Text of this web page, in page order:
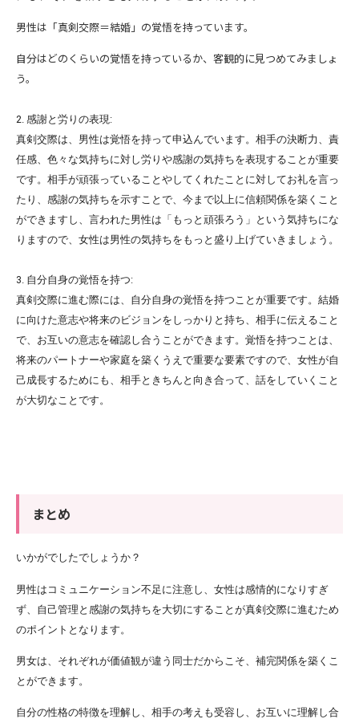
男性は「真剣交際＝結婚」の覚悟を持っています。
自分はどのくらいの覚悟を持っているか、客観的に見つめてみましょ
う。
2. 感謝と労りの表現:
真剣交際は、男性は覚悟を持って申込んでいます。 相手の決断力、責
任感、色々な気持ちに対し労りや感謝の気持ちを表現することが重要
です。 相手が頑張っていることやしてくれたことに対してお礼を言っ
たり 、感謝の気持ちを示すことで、今まで以上に信頼関係を築くこと
ができますし、言われた男性は「もっと頑張ろう」という気持ちにな
りますので、女性は男性の気持ちをもっと盛り上げていきましょう。
3. 自分自身の覚悟を持つ:
真剣交際に進む際には、自分自身の覚悟を持つことが重要です。 結婚
に向けた意志や将来のビジョンをしっかりと持ち、 相手に伝えること
で、お互いの意志を確認し合うことができます。覚悟を持つことは、
将来のパートナーや家庭を築くうえで重要な要素ですので、女性が自
己成長するためにも、相手ときちんと向き合って、話をしていくこと
が大切なことです。
まとめ
いかがでしたでしょうか？
男性はコミュニケーション不足に注意し、 女性は感情的になりすぎ
ず、 自己管理と感謝の気持ちを大切にすることが真剣交際に進むため
のポイントとなります。
男女は、それぞれが価値観が違う同士だからこそ、補完関係を築くこ
とができます。
自分の性格の特徴を理解し、相手の考えも受容し、お互いに理解し合